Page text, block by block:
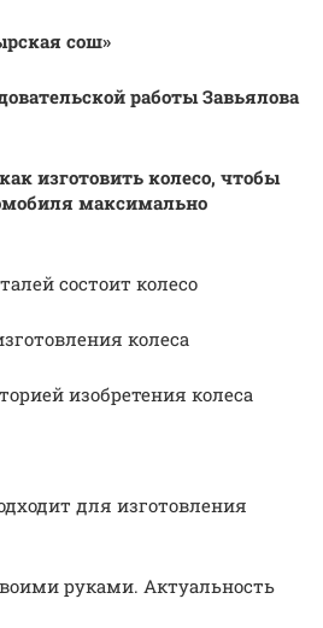
сош»
работы Завьялова
изготовить колесо, чтобы
максимально
состоит колесо
колеса
изобретения колеса
для изготовления
руками. Актуальность